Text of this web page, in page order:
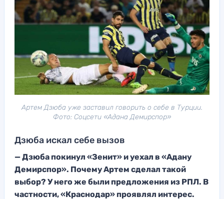
Артем Дзюба уже заставил говорить о себе в Турции.
Фото: Соцсети «Адана Демирспор»
Дзюба искал себе вызов
— Дзюба покинул «Зенит» и уехал в «Адану
Демирспор». Почему Артем сделал такой
выбор? У него же были предложения из РПЛ. В
частности, «Краснодар» проявлял интерес.